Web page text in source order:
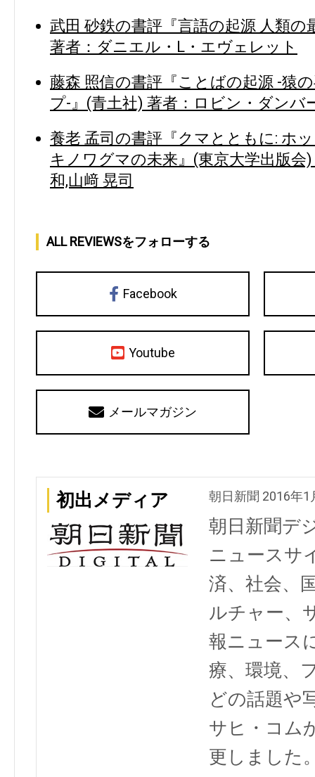
武田 砂鉄の書評『言語の起源 人類の
著者：ダニエル・L・エヴェレット
藤森 照信の書評『ことばの起源 -猿
プ-』(青土社) 著者：ロビン・ダンバ
養老 孟司の書評『クマとともに: ホ
キノワグマの未来』(東京大学出版会
和,山﨑 晃司
ALL REVIEWSをフォローする
Facebook
Youtube
メールマガジン
初出メディア 朝日新聞 2016年1
朝日新聞デ
ニュースサ
済、社会、
ルチャー、
報ニュース
療、環境、
どの話題や
サヒ・コム
更しました